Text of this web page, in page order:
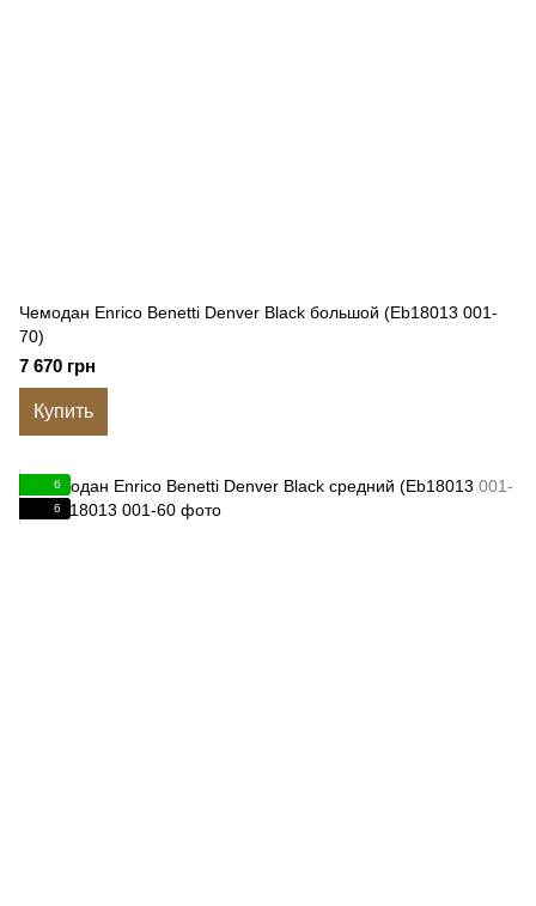
Чемодан Enrico Benetti Denver Black большой (Eb18013 001-
70)
7 670 грн
Купить
6
6